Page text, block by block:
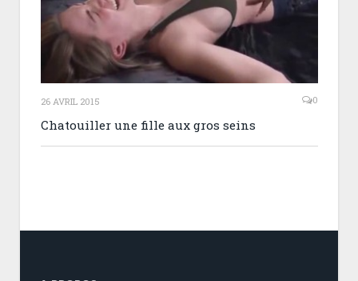
26 AVRIL 2015 0
Chatouiller une fille aux gros seins